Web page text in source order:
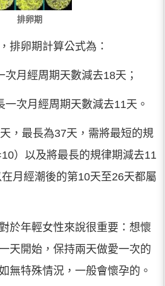
排卵期
排卵期計算公式為：
月經周期天數減去18天；
次月經周期天數減去11天。
，最長為37天，需將最短的規
）以及將最長的規律期減去11
月經潮後的第10天至26天都屬
於年輕女性來說很重要：想懷
天開始，保持兩天做愛一次的
無特殊情況，一般會懷孕的。